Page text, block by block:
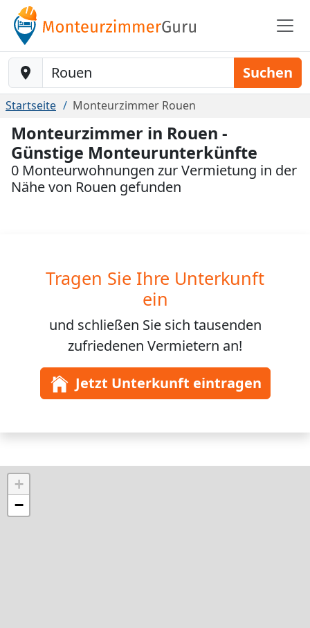
Baustelle-Location Suchen
Startseite Monteurzimmer Rouen
Monteurzimmer in Rouen -
Günstige Monteurunterkünfte
0 Monteurwohnungen zur Vermietung in der
Nähe von Rouen gefunden
Tragen Sie Ihre Unterkunft
ein
und schließen Sie sich tausenden
zufriedenen Vermietern an!
Jetzt Unterkunft eintragen
+
−